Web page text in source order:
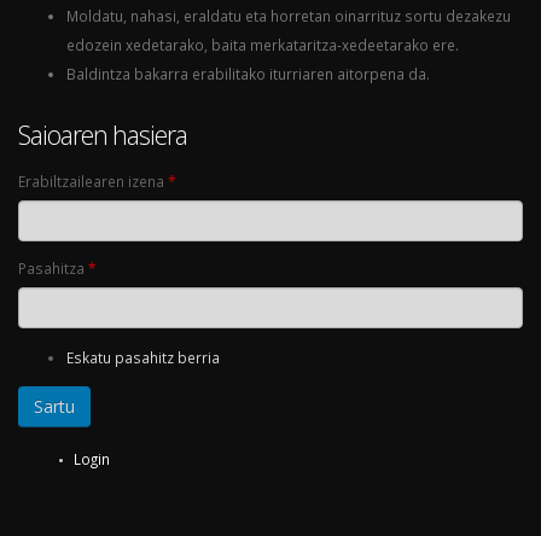
Moldatu, nahasi, eraldatu eta horretan oinarrituz sortu dezakezu
edozein xedetarako, baita merkataritza-xedeetarako ere.
Baldintza bakarra erabilitako iturriaren aitorpena da.
Saioaren hasiera
Erabiltzailearen izena *
Pasahitza *
Eskatu pasahitz berria
Login